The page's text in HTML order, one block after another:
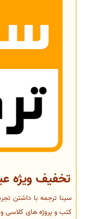
تخفیف ویژه
کتب و پروژه های کلاسی و